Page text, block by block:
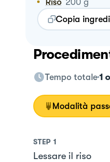
Riso 200 g
Copia
Tempo totale 1
Modalità
STEP 1
Lessare il riso